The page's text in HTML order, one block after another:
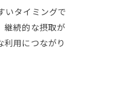
いタイミングで
継続的な摂取が
用につながり